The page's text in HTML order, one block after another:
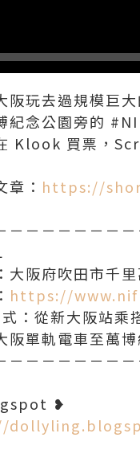
阪玩去過規模巨
紀念公園旁的
Klook 買票，
章： https://
－－－－－－－
大阪府吹田市千
https://
式：從新大阪站
阪單軌電車至萬
－－－－－－－